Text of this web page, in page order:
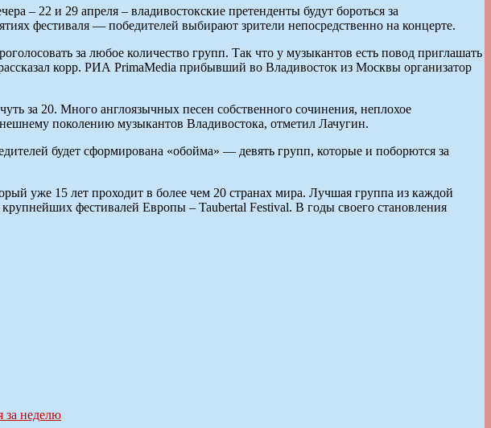
– 22 и 29 апреля – владивостокские претенденты будут бороться за
фестиваля — победителей выбирают зрители непосредственно на концерте.
за любое количество групп. Так что у музыкантов есть повод приглашать
корр. РИА PrimaMedia прибывший во Владивосток из Москвы организатор
за 20. Много англоязычных песен собственного сочинения, неплохое
поколению музыкантов Владивостока, отметил Лачугин.
будет сформирована «обойма» — девять групп, которые и поборются за
уже 15 лет проходит в более чем 20 странах мира. Лучшая группа из каждой
фестивалей Европы – Taubertal Festival. В годы своего становления
за неделю